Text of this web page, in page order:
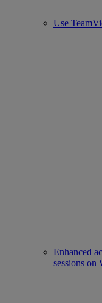
Use
Enhanced
sessions on